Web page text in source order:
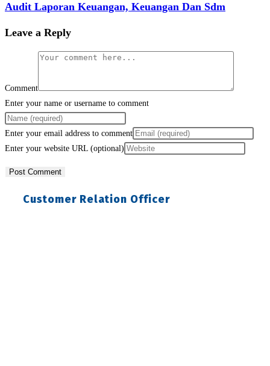
Audit Laporan Keuangan, Keuangan Dan Sdm
Leave a Reply
Comment
Enter your name or username to comment
Enter your email address to comment
Enter your website URL (optional)
Customer Relation Officer